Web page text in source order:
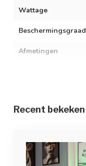
Wattage
Beschermingsgraad
Afmetingen
Dimbaar
Bediening
Recent bekeken